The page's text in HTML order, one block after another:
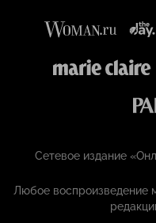
Сетевое издание
Любое воспроизведение